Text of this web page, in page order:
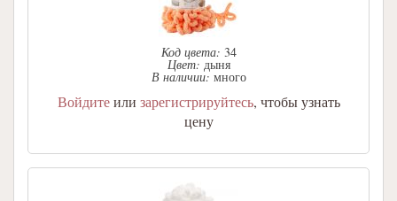
Код цвета: 34
Цвет: дыня
В наличии: много
Войдитеили зарегистрируйтесь, чтобы узнать
цену